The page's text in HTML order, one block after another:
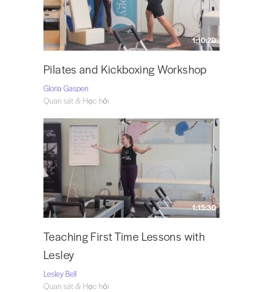
1:10:20
Pilates and Kickboxing Workshop
Gloria Gasperi
Quan sát & Học hỏi
1:15:30
Teaching First Time Lessons with
Lesley
Lesley Bell
Quan sát & Học hỏi